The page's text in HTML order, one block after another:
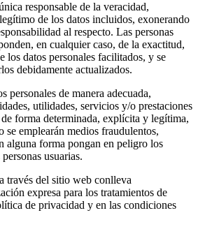
responsable de la veracidad,
de los datos incluidos, exonerando
al respecto. Las personas
en cualquier caso, de la exactitud,
los datos personales facilitados, y se
debidamente actualizados.
personales de manera adecuada,
utilidades, servicios y/o prestaciones
forma determinada, explícita y legítima,
se emplearán medios fraudulentos,
alguna forma pongan en peligro los
usuarias.
través del sitio web conlleva
expresa para los tratamientos de
de privacidad y en las condiciones